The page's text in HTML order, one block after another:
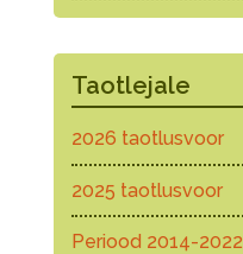
Taotlejale
2026 taotlusvoor
2025 taotlusvoor
Periood 2014-2022